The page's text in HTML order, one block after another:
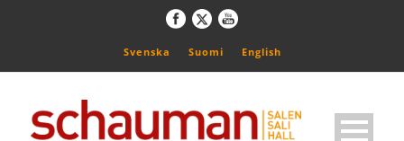
Svenska Suomi English